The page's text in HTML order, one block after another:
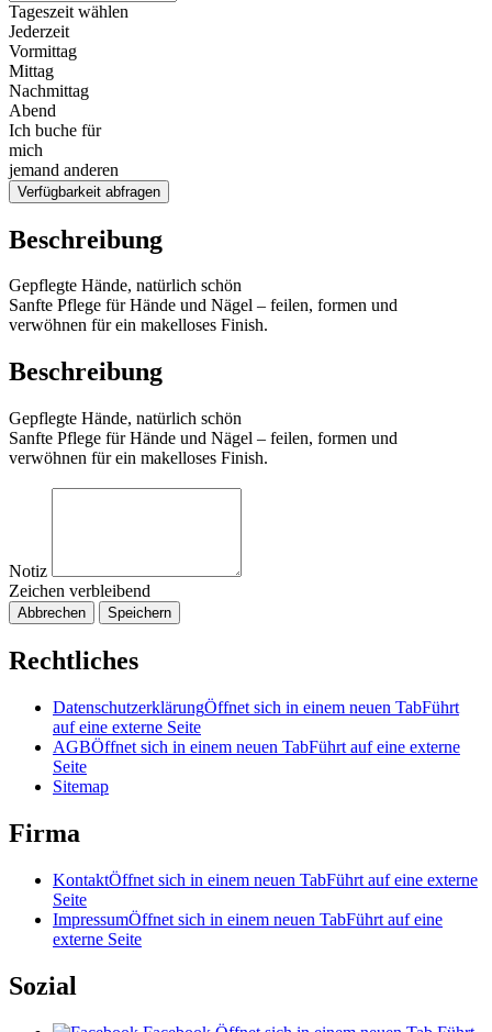
Tageszeit wählen
Jederzeit
Vormittag
Mittag
Nachmittag
Abend
Ich buche für
mich
jemand anderen
Verfügbarkeit abfragen
Beschreibung
Gepflegte Hände, natürlich schön
Sanfte Pflege für Hände und Nägel – feilen, formen und
verwöhnen für ein makelloses Finish.
Beschreibung
Gepflegte Hände, natürlich schön
Sanfte Pflege für Hände und Nägel – feilen, formen und
verwöhnen für ein makelloses Finish.
Notiz
Zeichen verbleibend
Abbrechen Speichern
Rechtliches
DatenschutzerklärungÖffnet sich in einem neuen TabFührt
auf eine externe Seite
AGBÖffnet sich in einem neuen TabFührt auf eine externe
Seite
Sitemap
Firma
KontaktÖffnet sich in einem neuen TabFührt auf eine externe
Seite
ImpressumÖffnet sich in einem neuen TabFührt auf eine
externe Seite
Sozial